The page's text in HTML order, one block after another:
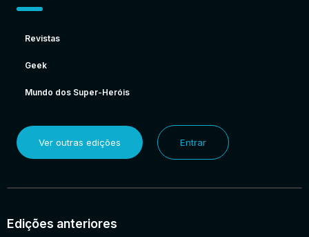
Revistas
Geek
Mundo dos Super-Heróis
Ver outras edições Entrar
Edições anteriores